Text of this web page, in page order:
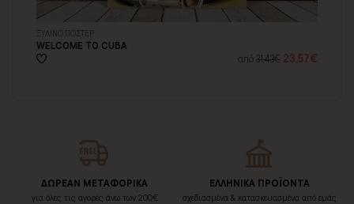
ΞΥΛΙΝΟ ΠΟΣΤΕΡ
WELCOME TO CUBA
από31,43€ 23,57€
ΔΩΡΕΑΝ ΜΕΤΑΦΟΡΙΚΑ
για όλες τις αγορές άνω των 200€
ΕΛΛΗΝΙΚΑ ΠΡΟΪΟΝΤΑ
σχεδιασμένα & κατασκευασμένα από εμάς